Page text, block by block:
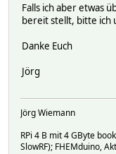
Falls ich aber etwas
bereit stellt, bitte ich
Danke Euch
Jörg
Jörg Wiemann
RPi 4 B mit 4 GByte
SlowRF); FHEMduino,